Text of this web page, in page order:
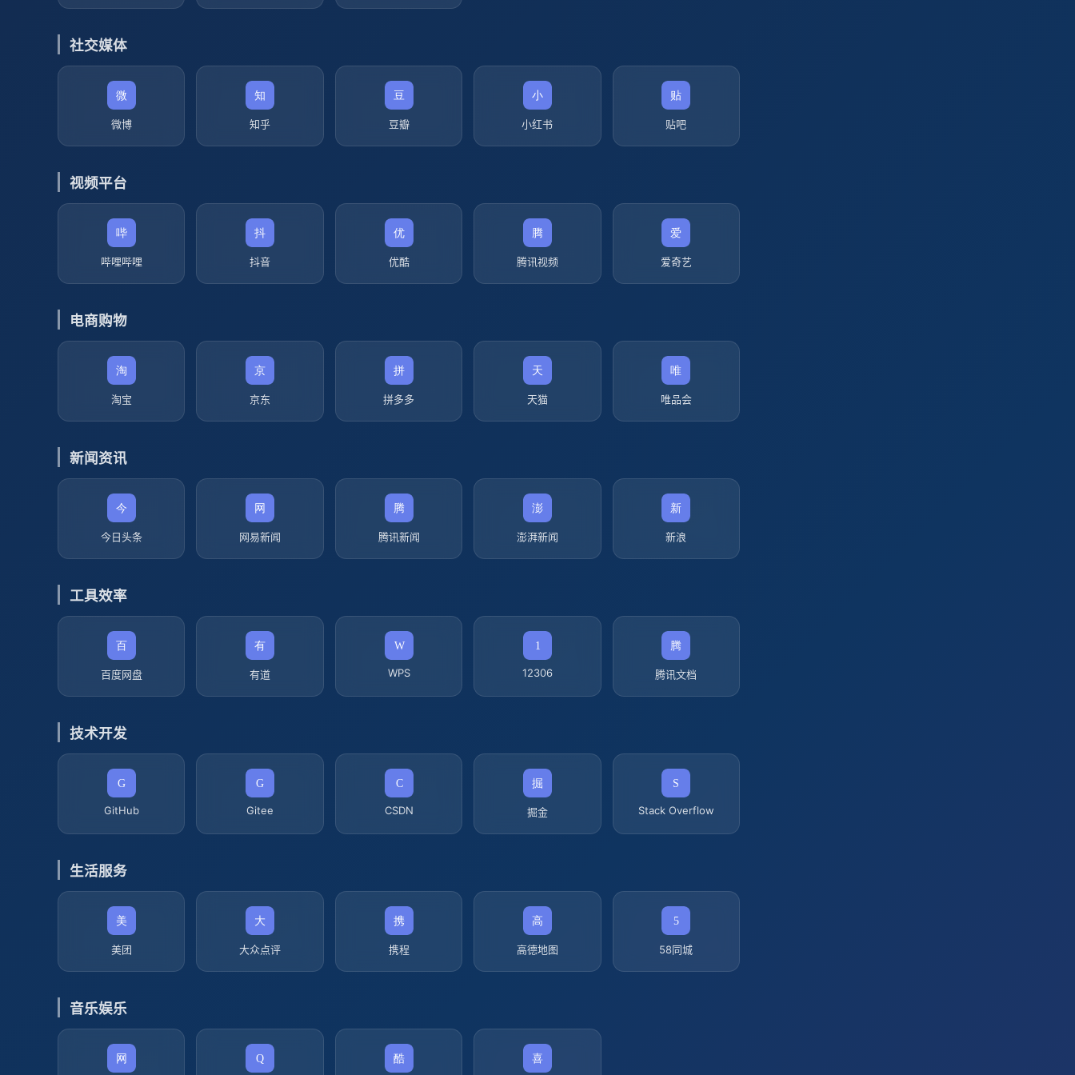
社交媒体
微博 知乎 豆瓣 小红书 贴吧
视频平台
哔哩哔哩 抖音 优酷 腾讯视频 爱奇艺
电商购物
淘宝 京东 拼多多 天猫 唯品会
新闻资讯
今日头条 网易新闻 腾讯新闻 澎湃新闻 新浪
工具效率
百度网盘 有道 WPS 12306 腾讯文档
技术开发
GitHub Gitee CSDN 掘金 Stack Overflow
生活服务
美团 大众点评 携程 高德地图 58同城
音乐娱乐